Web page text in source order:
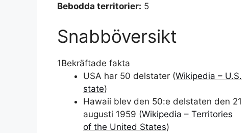
Bebodda territorier: 5
Snabböversikt
1Bekräftade fakta
USA har 50 delstater (Wikipedia – U.S.
state)
Hawaii blev den 50:e delstaten den 21
augusti 1959 (Wikipedia – Territories
of the United States)